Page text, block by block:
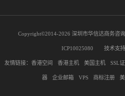
Copyright©2014-2026 深圳市华信达商务咨
ICP10025080 技术支持
友情链接： 香港空间 香港主机 美国主机 SSL
器 企业邮箱 VPS 商标注册